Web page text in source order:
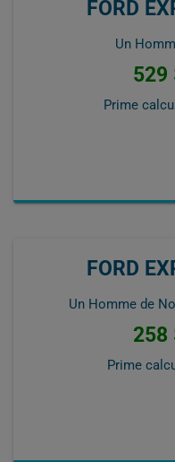
FORD
Un
529
Prime
FORD
Un Homme de
258
Prime